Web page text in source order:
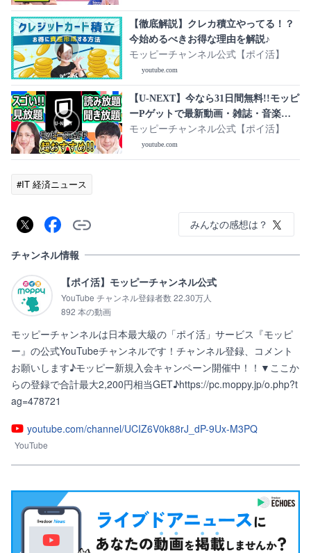
【徹底解説】クレカ積立やってる！？
今始めるべきお得な理由を解説♪
モッピーチャンネル公式【ポイ活】
youtube.com
【U-NEXT】今なら31日間無料!!モッピ
ーPゲットで最新動画・雑誌・音楽な
どもお得に見放題♪
モッピーチャンネル公式【ポイ活】
youtube.com
#IT 経済ニュース
みんなの感想は？
チャンネル情報
【ポイ活】モッピーチャンネル公式
YouTube チャンネル登録者数 22.30万人
892 本の動画
モッピーチャンネルは日本最大級の「ポイ活」サービス『モッピ
ー』の公式YouTubeチャンネルです！チャンネル登録、コメント
お願いします♪モッピー新規入会キャンペーン開催中！！▼ここか
らの登録で合計最大2,200円相当GET♪https://pc.moppy.jp/o.php?t
ag=478721
youtube.com/channel/UCIZ6V0k88rJ_dP-9Ux-M3PQ
YouTube